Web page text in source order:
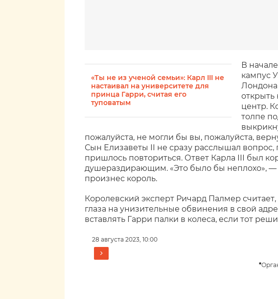
«Ты не из ученой семьи»: Карл III не
настаивал на университете для
принца Гарри, считая его
туповатым
В
кампус
Лондона
центр.
толпе
пожалуйста, не могли бы вы, пожалуйста,
Сын Елизаветы II не сразу расслышал вопрос,
пришлось повториться. Ответ Карла III был
душераздирающим. «Это было бы неплохо»,
произнес король.
Королевский эксперт Ричард Палмер считает,
глаза на унизительные обвинения в свой
вставлять Гарри палки в колеса, если тот
28 августа 2023, 10:00
*